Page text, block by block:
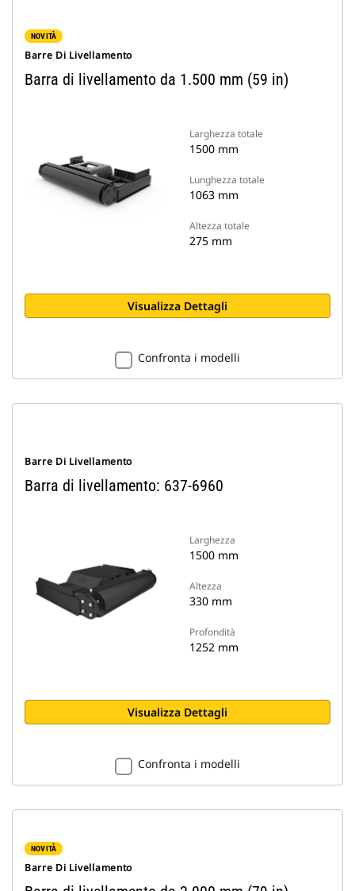
NOVITÀ
Barre Di Livellamento
Barra di livellamento da 1.500 mm (59 in)
Larghezza totale
1500 mm
Lunghezza totale
1063 mm
Altezza totale
275 mm
Visualizza Dettagli
Confronta i modelli
Barre Di Livellamento
Barra di livellamento: 637-6960
Larghezza
1500 mm
Altezza
330 mm
Profondità
1252 mm
Visualizza Dettagli
Confronta i modelli
NOVITÀ
Barre Di Livellamento